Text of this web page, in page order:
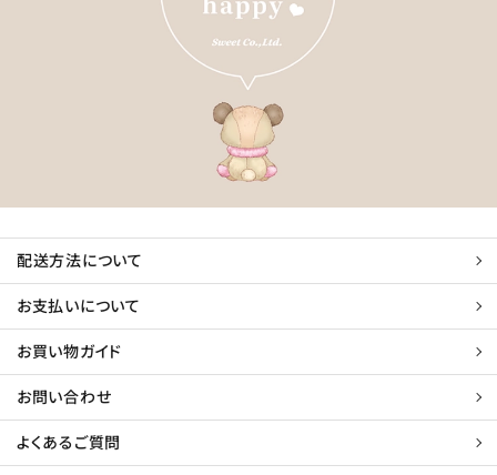
配送方法について
お支払いについて
お買い物ガイド
お問い合わせ
よくあるご質問